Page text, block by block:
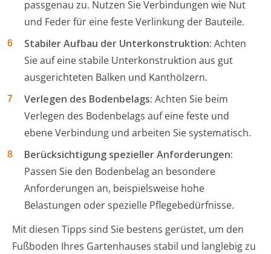
passgenau zu. Nutzen Sie Verbindungen wie Nut
und Feder für eine feste Verlinkung der Bauteile.
Stabiler Aufbau der Unterkonstruktion: Achten
Sie auf eine stabile Unterkonstruktion aus gut
ausgerichteten Balken und Kanthölzern.
Verlegen des Bodenbelags: Achten Sie beim
Verlegen des Bodenbelags auf eine feste und
ebene Verbindung und arbeiten Sie systematisch.
Berücksichtigung spezieller Anforderungen:
Passen Sie den Bodenbelag an besondere
Anforderungen an, beispielsweise hohe
Belastungen oder spezielle Pflegebedürfnisse.
Mit diesen Tipps sind Sie bestens gerüstet, um den
Fußboden Ihres Gartenhauses stabil und langlebig zu